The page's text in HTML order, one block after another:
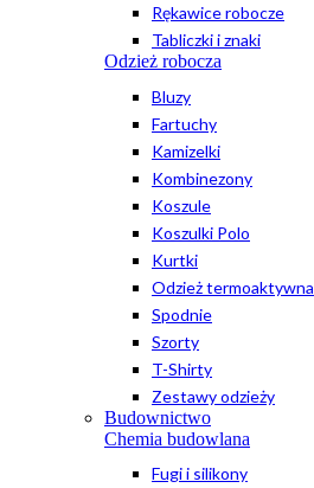
Rękawice robocze
Tabliczki i znaki
Odzież robocza
Bluzy
Fartuchy
Kamizelki
Kombinezony
Koszule
Koszulki Polo
Kurtki
Odzież termoaktywna
Spodnie
Szorty
T-Shirty
Zestawy odzieży
Budownictwo
Chemia budowlana
Fugi i silikony